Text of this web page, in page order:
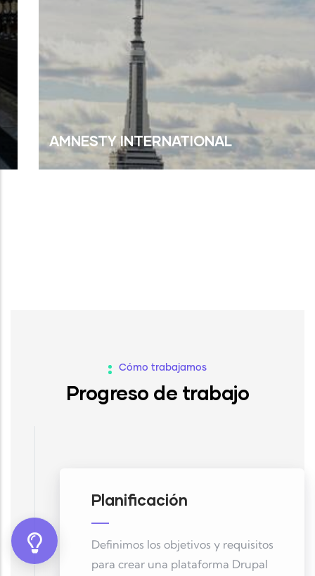
AMNESTY INTERNATIONAL
Cómo trabajamos
Progreso de trabajo
Planificación
Definimos los objetivos y requisitos
para crear una plataforma Drupal